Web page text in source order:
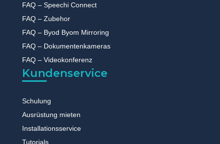
FAQ – Speechi Connect
FAQ – Zubehor
FAQ – Byod Byom Mirroring
FAQ – Dokumentenkameras
FAQ – Videokonferenz
Kundenservice
Schulung
Ausrüstung mieten
Installationsservice
Tutorials